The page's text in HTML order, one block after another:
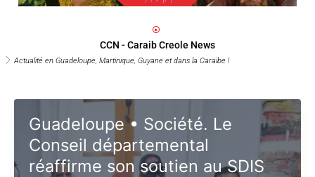
Actualité en Guadeloupe, Martinique, Guyane et dans la Caraïbe !
CCN - Caraib Creole News
Guadeloupe • Société. Le
Conseil départemental
réaffirme son soutien au SDIS